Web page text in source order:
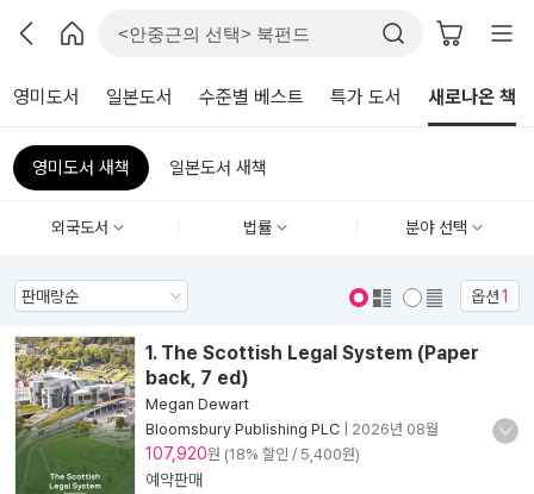
영미도서 일본도서 수준별 베스트 특가 도서 새로나온 책
영미도서 새책 일본도서 새책
외국도서 법률 분야 선택
옵션1
1. The Scottish Legal System (Paper
back, 7 ed)
Megan Dewart
Bloomsbury Publishing PLC
2026년 08월
107,920원 (18% 할인 / 5,400원)
예약판매